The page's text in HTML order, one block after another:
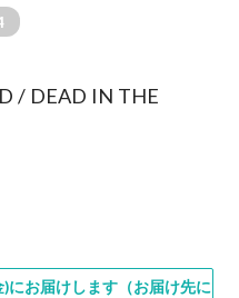
/ DEAD IN THE
お届けします（お届け先に